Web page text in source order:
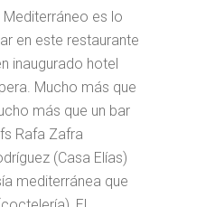
es lo
en este restaurante
inaugurado hotel
Mucho más que
más que un bar
Rafa Zafra
(Casa Elías)
mediterránea que